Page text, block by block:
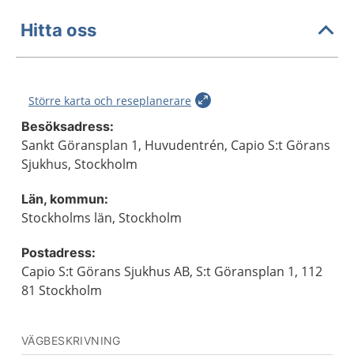
Hitta oss
Större karta och reseplanerare
Besöksadress:
Sankt Göransplan 1, Huvudentrén, Capio S:t Görans
Sjukhus, Stockholm
Län, kommun:
Stockholms län, Stockholm
Postadress:
Capio S:t Görans Sjukhus AB, S:t Göransplan 1, 112
81 Stockholm
VÄGBESKRIVNING